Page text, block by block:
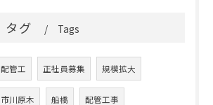
タグ Tags
配管工 正社員募集 規模拡大
市川原木 船橋 配管工事